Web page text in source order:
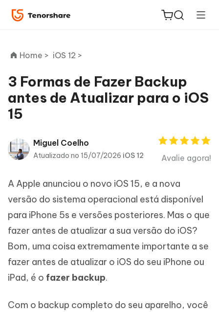
ReiBoot
PDNob
PDF
iAnyGo
Home > iOS 12 >
3 Formas de Fazer Backup
antes de Atualizar para o iOS
15
Miguel Coelho
Atualizado no 15/07/2026 iOS 12 Avalie agora!
A Apple anunciou o novo iOS 15, e a nova
versão do sistema operacional está disponível
para iPhone 5s e versões posteriores. Mas o que
fazer antes de atualizar a sua versão do iOS?
Bom, uma coisa extremamente importante a se
fazer antes de atualizar o iOS do seu iPhone ou
iPad, é o fazer backup.
Com o backup completo do seu aparelho, você